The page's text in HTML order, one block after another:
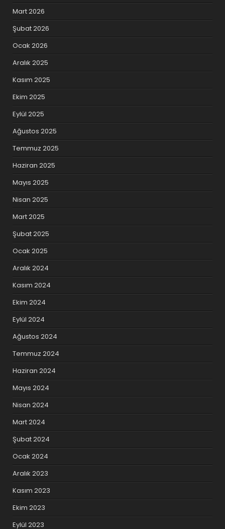
Mart 2026
Şubat 2026
Ocak 2026
Aralık 2025
Kasım 2025
Ekim 2025
Eylül 2025
Ağustos 2025
Temmuz 2025
Haziran 2025
Mayıs 2025
Nisan 2025
Mart 2025
Şubat 2025
Ocak 2025
Aralık 2024
Kasım 2024
Ekim 2024
Eylül 2024
Ağustos 2024
Temmuz 2024
Haziran 2024
Mayıs 2024
Nisan 2024
Mart 2024
Şubat 2024
Ocak 2024
Aralık 2023
Kasım 2023
Ekim 2023
Eylül 2023